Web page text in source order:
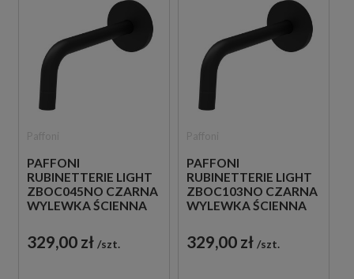
PAFFONI
RUBINETTERIE LIGHT
ZBOC045NO CZARNA
WYLEWKA ŚCIENNA
329,00 zł szt.
PAFFONI
RUBINETTERIE LIGHT
ZBOC103NO CZARNA
WYLEWKA ŚCIENNA
329,00 zł szt.